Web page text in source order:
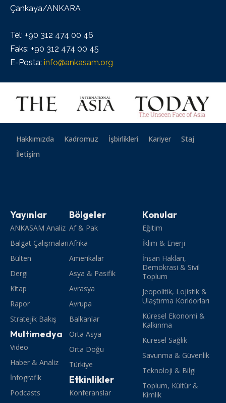
Çankaya/ANKARA
Tel: +90 312 474 00 46
Faks: +90 312 474 00 45
E-Posta: info@ankasam.org
Hakkımızda Kadromuz İşbirlikleri Kariyer
Staj
İletişim
Yayınlar
ANKASAM Analiz
Balgat Çalışmaları
Bülten
Dergi
Kitap
Rapor
Stratejik Bakış
Multimedya
Video
Haber & Analiz
İnfografik
Podcasts
Bölgeler
Af & Pak
Afrika
Amerikalar
Asya & Pasifik
Avrasya
Avrupa
Balkanlar
Orta Asya
Orta Doğu
Türkiye
Etkinlikler
Konferanslar
Konular
Eğitim
İklim & Enerji
İnsan Hakları,
Demokrasi & Sivil
Toplum
Jeopolitik, Lojistik &
Ulaştırma Koridorları
Küresel Ekonomi &
Kalkınma
Küresel Sağlık
Savunma & Güvenlik
Teknoloji & Bilgi
Toplum, Kültür &
Kimlik